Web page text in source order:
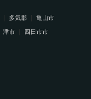
多気郡
亀山市
津市
四日市市